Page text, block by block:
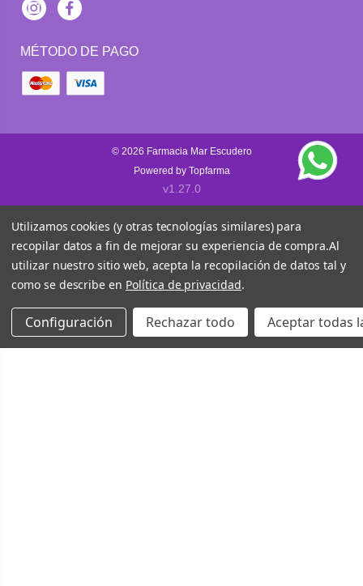
InstagramFacebook
MÉTODO DE PAGO
© 2026 Farmacia Mar Escudero
Powered by Topfarma
v1.27.0
Utilizamos cookies (y otras tecnologías similares) para
recopilar datos a fin de mejorar su experiencia de compra.Al
utilizar nuestro sitio web, acepta la recopilación de datos tal y
como se describe en Política de privacidad.
Configuración Rechazar todo Aceptar todas